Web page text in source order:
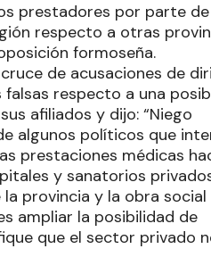
prestadores por parte
respecto a otras
formoseña.
de acusaciones de
respecto a una
afiliados y dijo: “Niego
algunos políticos que
prestaciones médicas
y sanatorios
provincia y la obra social
ampliar la posibilidad de
que el sector privado